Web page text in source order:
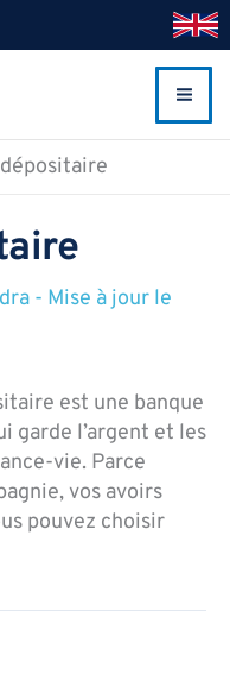
- Mise à jour le
est une banque
garde l’argent et les
Parce
vos avoirs
pouvez choisir